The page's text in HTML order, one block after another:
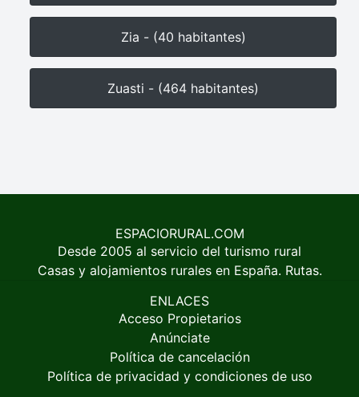
Zia - (40 habitantes)
Zuasti - (464 habitantes)
ESPACIORURAL.COM
Desde 2005 al servicio del turismo rural
Casas y alojamientos rurales en España. Rutas.
ENLACES
Acceso Propietarios
Anúnciate
Política de cancelación
Política de privacidad y condiciones de uso